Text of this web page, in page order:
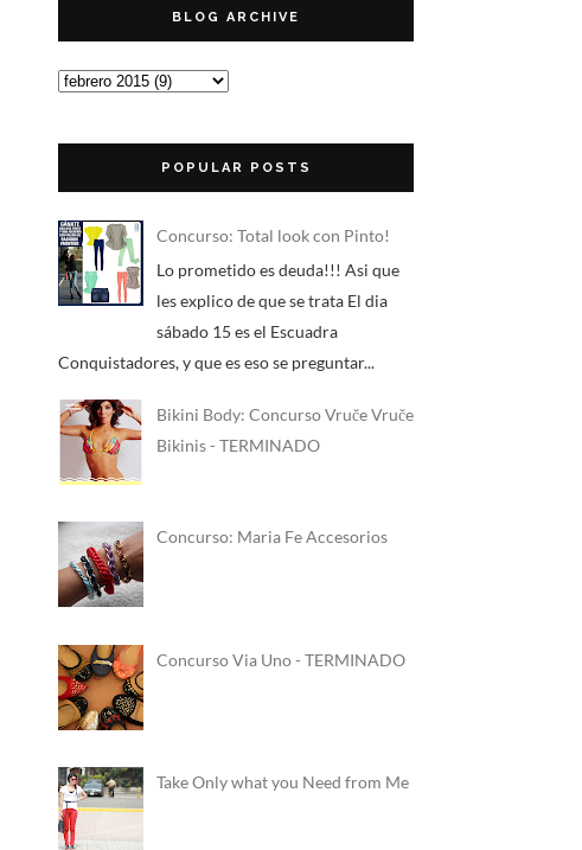
BLOG ARCHIVE
POPULAR POSTS
Concurso: Total look con Pinto!
Lo prometido es deuda!!! Asi que
les explico de que se trata El dia
sábado 15 es el Escuadra
Conquistadores, y que es eso se preguntar...
Bikini Body: Concurso Vruče Vruče
Bikinis - TERMINADO
Concurso: Maria Fe Accesorios
Concurso Via Uno - TERMINADO
Take Only what you Need from Me